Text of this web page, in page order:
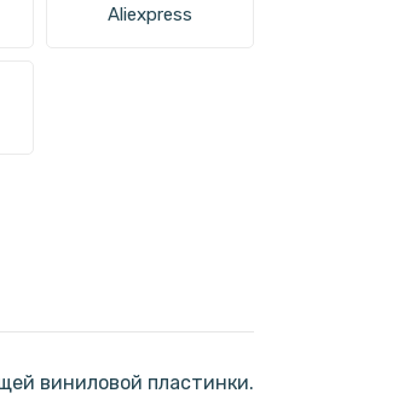
Aliexpress
виниловой пластинки.